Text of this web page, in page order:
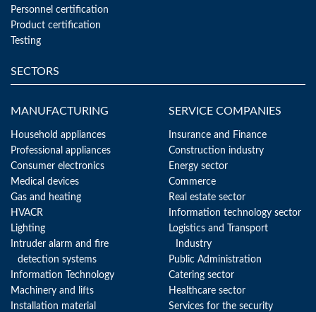
Personnel certification
Product certification
Testing
SECTORS
MANUFACTURING
Household appliances
Professional appliances
Consumer electronics
Medical devices
Gas and heating
HVACR
Lighting
Intruder alarm and fire
detection systems
Information Technology
Machinery and lifts
Installation material
SERVICE COMPANIES
Insurance and Finance
Construction industry
Energy sector
Commerce
Real estate sector
Information technology sector
Logistics and Transport
Industry
Public Administration
Catering sector
Healthcare sector
Services for the security